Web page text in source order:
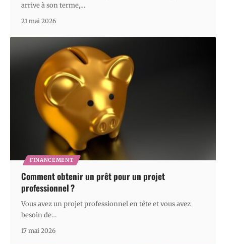
arrive à son terme,…
21 mai 2026
FINANCEMENT
Comment obtenir un prêt pour un projet
professionnel ?
Vous avez un projet professionnel en tête et vous avez
besoin de…
17 mai 2026